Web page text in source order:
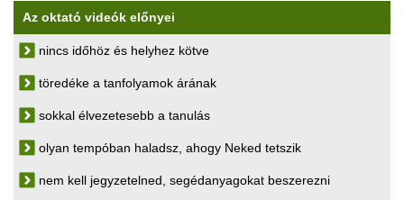
Az oktató videók előnyei
nincs időhöz és helyhez kötve
töredéke a tanfolyamok árának
sokkal élvezetesebb a tanulás
olyan tempóban haladsz, ahogy Neked tetszik
nem kell jegyzetelned, segédanyagokat beszerezni